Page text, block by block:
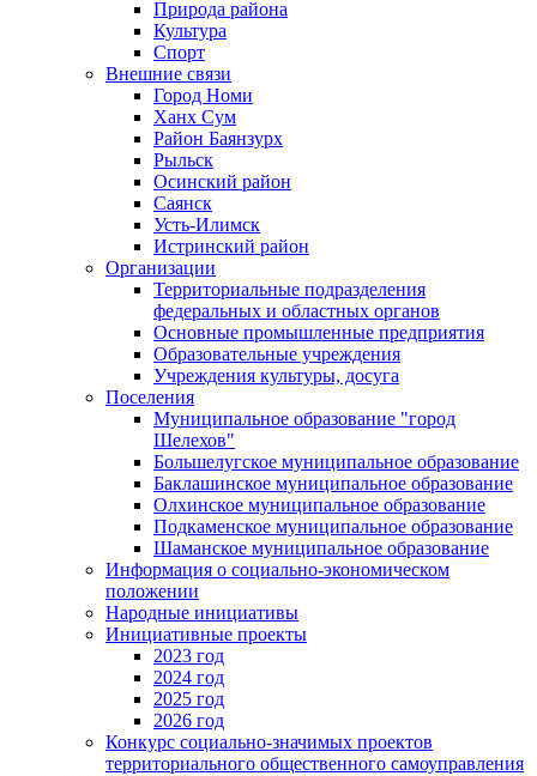
Природа района
Культура
Спорт
Внешние связи
Город Номи
Ханх Сум
Район Баянзурх
Рыльск
Осинский район
Саянск
Усть-Илимск
Истринский район
Организации
Территориальные подразделения
федеральных и областных органов
Основные промышленные предприятия
Образовательные учреждения
Учреждения культуры, досуга
Поселения
Муниципальное образование "город
Шелехов"
Большелугское муниципальное образование
Баклашинское муниципальное образование
Олхинское муниципальное образование
Подкаменское муниципальное образование
Шаманское муниципальное образование
Информация о социально-экономическом
положении
Народные инициативы
Инициативные проекты
2023 год
2024 год
2025 год
2026 год
Конкурс социально-значимых проектов
территориального общественного самоуправления